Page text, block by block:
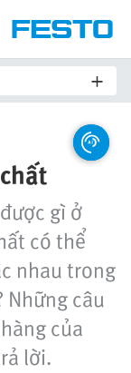
gì ở
có thể
nhau trong
câu
của
lời.